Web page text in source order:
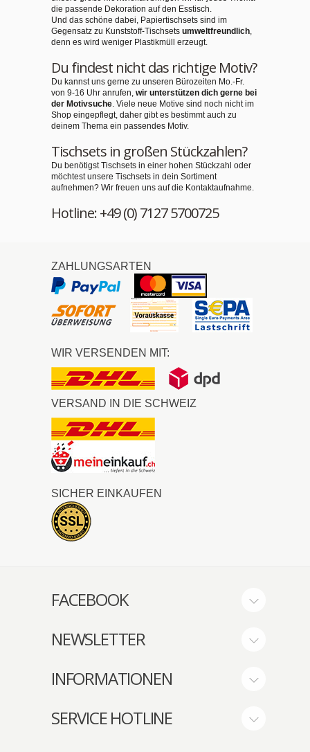
die passende Dekoration auf den Esstisch.
Und das schöne dabei, Papiertischsets sind im
Gegensatz zu Kunststoff-Tischsets umweltfreundlich,
denn es wird weniger Plastikmüll erzeugt.
Du findest nicht das richtige Motiv?
Du kannst uns gerne zu unseren Bürozeiten Mo.-Fr.
von 9-16 Uhr anrufen, wir unterstützen dich gerne bei
der Motivsuche. Viele neue Motive sind noch nicht im
Shop eingepflegt, daher gibt es bestimmt auch zu
deinem Thema ein passendes Motiv.
Tischsets in großen Stückzahlen?
Du benötigst Tischsets in einer hohen Stückzahl oder
möchtest unsere Tischsets in dein Sortiment
aufnehmen? Wir freuen uns auf die Kontaktaufnahme.
Hotline: +49 (0) 7127 5700725
ZAHLUNGSARTEN
WIR VERSENDEN MIT:
VERSAND IN DIE SCHWEIZ
SICHER EINKAUFEN
FACEBOOK
NEWSLETTER
INFORMATIONEN
SERVICE HOTLINE